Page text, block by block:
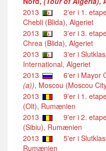
2013
2'er i 1.
Chebli (Blida), Algeriet
2013
3'er i 3.
Chrea (Blida), Algeriet
2013
3'er i
International, Algeriet
2013
6'er i Mayor
(a)), Moscou (Moscou
2013
9'er i 1.
(Olt), Rumænien
2013
9'er i 2.
(Sibiu), Rumænien
2013
5'er i
Rumænien